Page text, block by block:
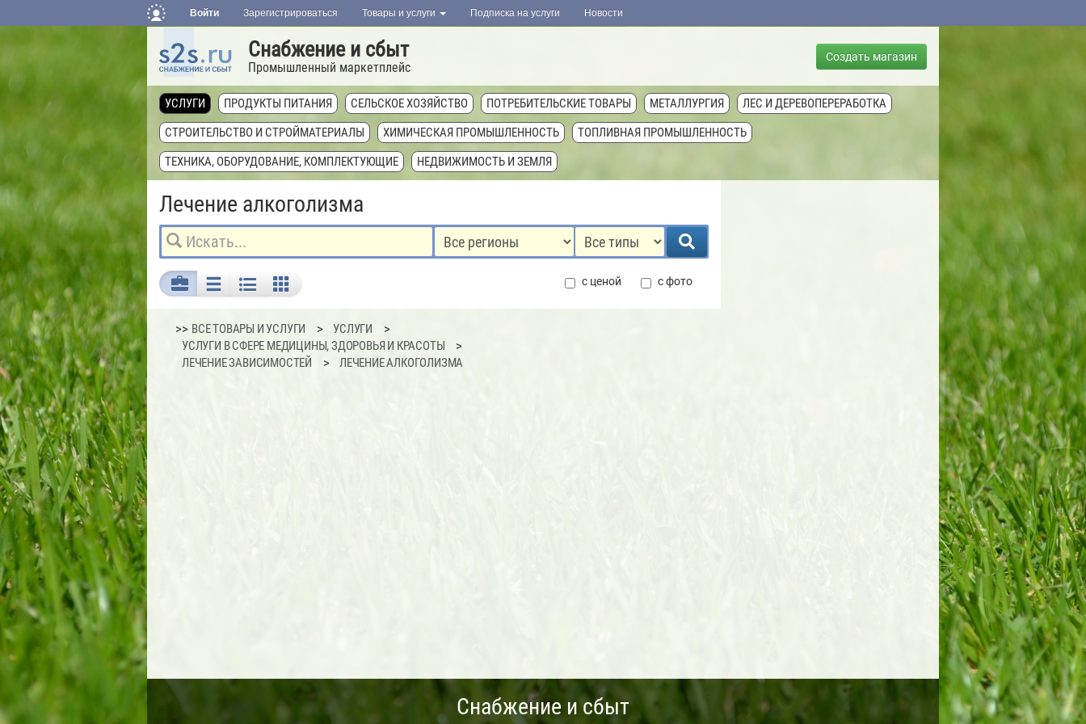
Войти Зарегистрироваться Товары и услуги Подписка на услуги Новости
Снабжение и сбыт
Промышленный маркетплейс
Создать магазин
УСЛУГИ ПРОДУКТЫ ПИТАНИЯ СЕЛЬСКОЕ ХОЗЯЙСТВО ПОТРЕБИТЕЛЬСКИЕ ТОВАРЫ МЕТАЛЛУРГИЯ
ЛЕС И ДЕРЕВОПЕРЕРАБОТКА
СТРОИТЕЛЬСТВО И СТРОЙМАТЕРИАЛЫ
ХИМИЧЕСКАЯ ПРОМЫШЛЕННОСТЬ
ТОПЛИВНАЯ ПРОМЫШЛЕННОСТЬ
ТЕХНИКА, ОБОРУДОВАНИЕ, КОМПЛЕКТУЮЩИЕ
НЕДВИЖИМОСТЬ И ЗЕМЛЯ
Лечение алкоголизма
с ценой с фото
>>ВСЕ ТОВАРЫ И УСЛУГИ
УСЛУГИ
УСЛУГИ В СФЕРЕ МЕДИЦИНЫ, ЗДОРОВЬЯ И КРАСОТЫ
ЛЕЧЕНИЕ ЗАВИСИМОСТЕЙ
ЛЕЧЕНИЕ АЛКОГОЛИЗМА
Снабжение и сбыт